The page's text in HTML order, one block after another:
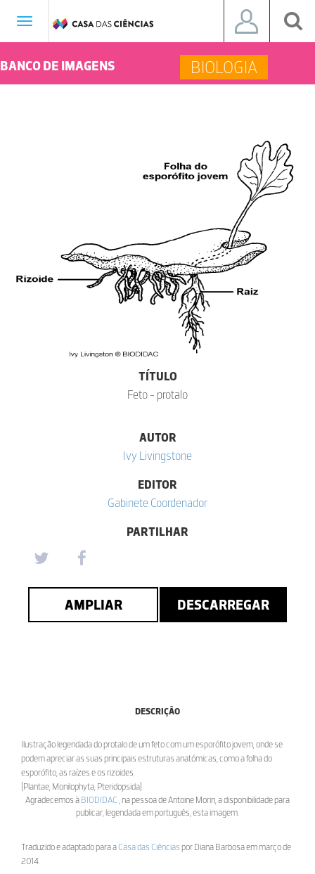
Toggle
BANCO DE IMAGENS BIOLOGIA
TÍTULO
Feto - protalo
AUTOR
Ivy Livingstone
EDITOR
Gabinete Coordenador
PARTILHAR
AMPLIAR DESCARREGAR
DESCRIÇÃO
Ilustração legendada do protalo de um feto com um esporófito jovem, onde se
podem apreciar as suas principais estruturas anatómicas, como a folha do
esporófito, as raízes e os rizoides.
[Plantae; Monilophyta; Pteridopsida]
Agradecemos à BIODIDAC , na pessoa de Antoine Morin, a disponibilidade para
publicar, legendada em português, esta imagem.
Traduzido e adaptado para aCasa das Ciências por Diana Barbosa em março de
2014.